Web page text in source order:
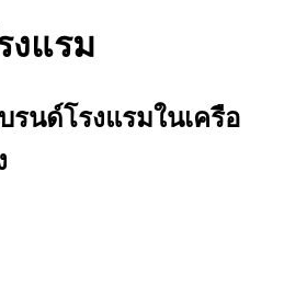
งแรม
รนด์โรงแรมในเครือ